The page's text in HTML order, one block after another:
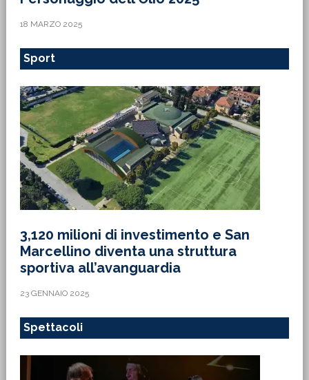
18 MARZO 2025
Sport
3,120 milioni di investimento e San
Marcellino diventa una struttura
sportiva all’avanguardia
23 GENNAIO 2025
Spettacoli